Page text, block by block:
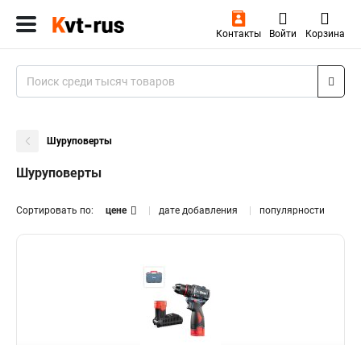
Контакты Войти Корзина
Шуруповерты
Шуруповерты
Сортировать по: цене дате добавления популярности